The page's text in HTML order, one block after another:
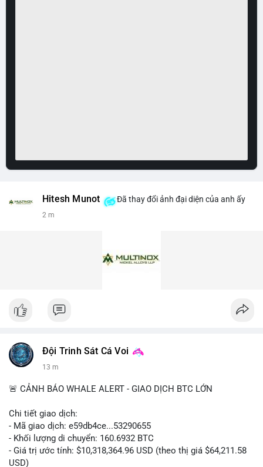
Hitesh Munot Đã thay đổi ảnh đại diện của anh ấy
2 m
Đội Trinh Sát Cá Voi
13 m
🚨 CẢNH BÁO WHALE ALERT - GIAO DỊCH BTC LỚN
Chi tiết giao dịch:
- Mã giao dịch: e59db4ce...53290655
- Khối lượng di chuyển: 160.6932 BTC
- Giá trị ước tính: $10,318,364.96 USD (theo thị giá $64,211.58
USD)